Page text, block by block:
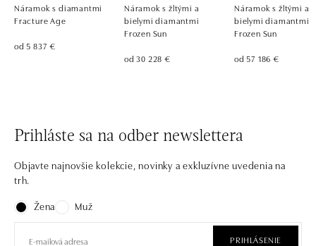
Náramok s diamantmi
Fracture Age
od 5 837 €
Náramok s žltými a
bielymi diamantmi
Frozen Sun
od 30 228 €
Náramok s žltými a
bielymi diamantmi
Frozen Sun
od 57 186 €
Prihláste sa na odber newslettera
Objavte najnovšie kolekcie, novinky a exkluzívne uvedenia na
trh.
Žena
Muž
PRIHLÁSENIE